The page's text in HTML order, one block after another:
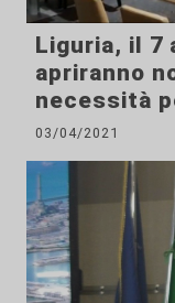
Liguria, il 7
apriranno
necessità
03/04/2021